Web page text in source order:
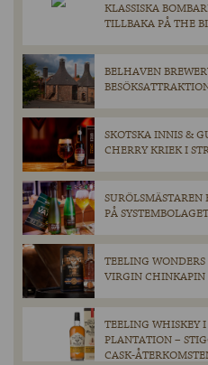
KLASSISKA
TILLBAKA PÅ THE
BELHAVEN
SKOTSKA INNIS &
CHERRY KRIEK I
PÅ SYSTEMBOLAGET
TEELING
VIRGIN CHINKAPIN
TEELING WHISKEY
PLANTATION –
CASK-